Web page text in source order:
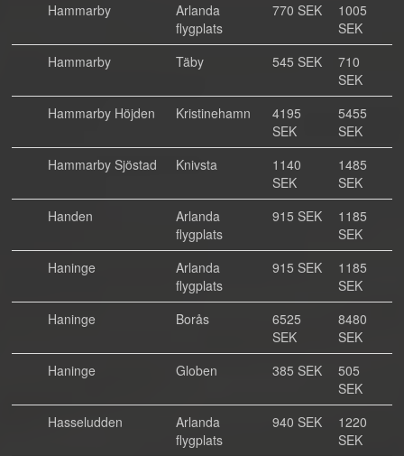
Hammarby
Arlanda
flygplats
770 SEK
1005
SEK
Hammarby
Täby 545 SEK
710
SEK
Hammarby Höjden
Kristinehamn
4195
SEK
5455
SEK
Hammarby Sjöstad
Knivsta
1140
SEK
1485
SEK
Handen
Arlanda
flygplats
915 SEK
1185
SEK
Haninge
Arlanda
flygplats
915 SEK
1185
SEK
Haninge
Borås
6525
SEK
8480
SEK
Haninge
Globen 385 SEK
505
SEK
Hasseludden
Arlanda
flygplats
940 SEK
1220
SEK